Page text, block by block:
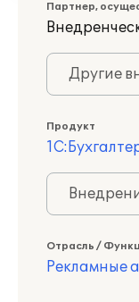
Партнер,
Другие
Продукт
Отрасль /
Рекламные